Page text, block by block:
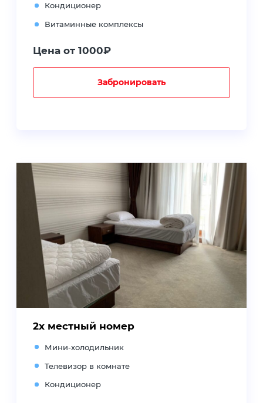
Кондиционер
Витаминные комплексы
Цена от 1000₽
Забронировать
2х местный номер
Мини-холодильник
Телевизор в комнате
Кондиционер